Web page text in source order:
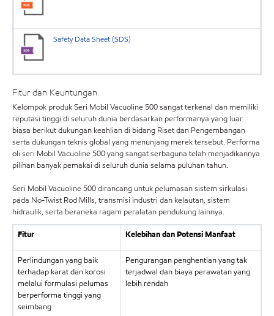
Safety Data Sheet (SDS)
Fitur dan Keuntungan
Kelompok produk Seri Mobil Vacuoline 500 sangat terkenal dan memiliki
reputasi tinggi di seluruh dunia berdasarkan performanya yang luar
biasa berikut dukungan keahlian di bidang Riset dan Pengembangan
serta dukungan teknis global yang menunjang merek tersebut. Performa
oli seri Mobil Vacuoline 500 yang sangat serbaguna telah menjadikannya
pilihan banyak pemakai di seluruh dunia selama puluhan tahun.
Seri Mobil Vacuoline 500 dirancang untuk pelumasan sistem sirkulasi
pada No-Twist Rod Mills, transmisi industri dan kelautan, sistem
hidraulik, serta beraneka ragam peralatan pendukung lainnya.
Fitur Kelebihan dan Potensi Manfaat
Perlindungan yang baik
terhadap karat dan korosi
melalui formulasi pelumas
berperforma tinggi yang
seimbang
Pengurangan penghentian yang tak
terjadwal dan biaya perawatan yang
lebih rendah